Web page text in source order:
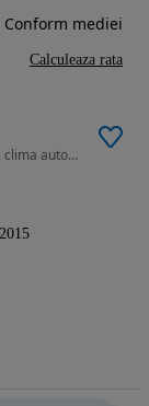
1598 cm3 • 115 CP • Unic Proprietar, motor benzina, clima automata pe 2 zone
2015
Conform mediei
Calculeaza rata